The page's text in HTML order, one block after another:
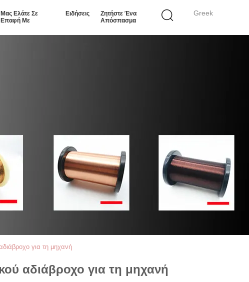
Greek
Μας Ελάτε Σε
Επαφή Με
Ειδήσεις
Ζητήστε Ένα
Απόσπασμα
για τη μηχανή
αδιάβροχο για τη μηχανή